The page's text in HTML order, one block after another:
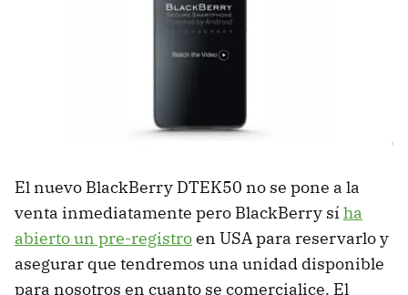
El nuevo BlackBerry DTEK50 no se pone a la
venta inmediatamente pero BlackBerry sí ha
abierto un pre-registroen USA para reservarlo y
asegurar que tendremos una unidad disponible
para nosotros en cuanto se comercialice. El